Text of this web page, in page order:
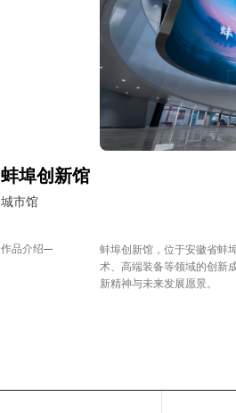
蚌埠创新馆
城市馆
作品介绍
蚌埠创新馆，位于安徽省蚌
术、高端装备等领域的创新
新精神与未来发展愿景。